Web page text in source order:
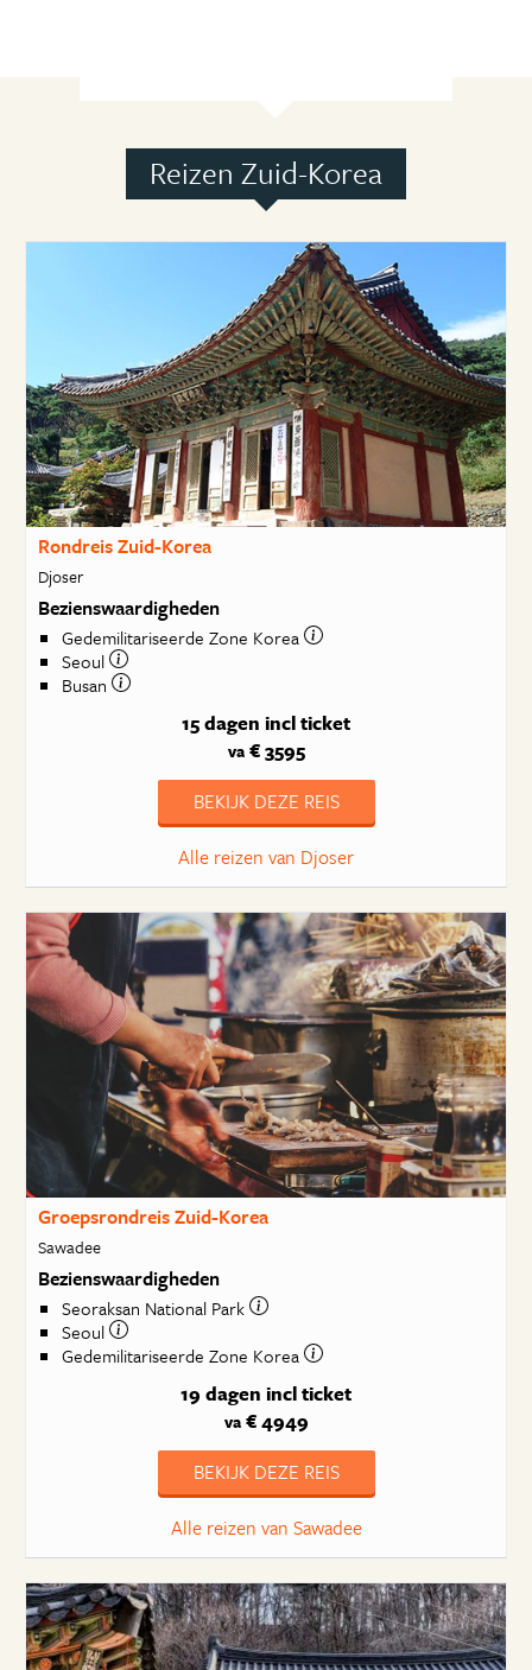
Reizen Zuid-Korea
Rondreis Zuid-Korea
Djoser
Bezienswaardigheden
Gedemilitariseerde Zone Korea
Seoul
Busan
15 dagen incl ticket
va€ 3595
BEKIJK DEZE REIS
Alle reizen van Djoser
Groepsrondreis Zuid-Korea
Sawadee
Bezienswaardigheden
Seoraksan National Park
Seoul
Gedemilitariseerde Zone Korea
19 dagen incl ticket
va€ 4949
BEKIJK DEZE REIS
Alle reizen van Sawadee